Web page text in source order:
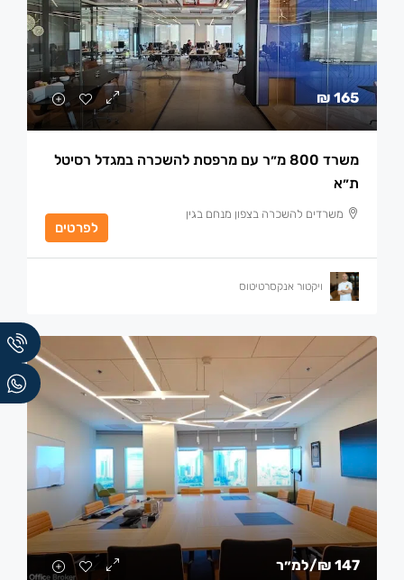
165 ₪
משרד 800 מ״ר עם מרפסת להשכרה במגדל רסיטל
ת״א
משרדים להשכרה בצפון מנחם בגין
לפרטים
ויקטור אנקסרטיטוס
147 ₪ /למ״ר